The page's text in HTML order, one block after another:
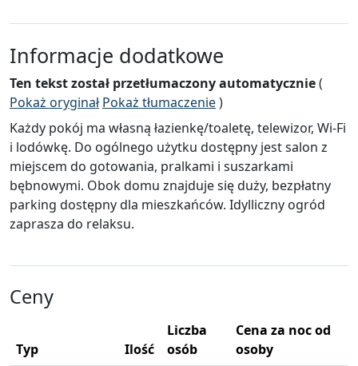
Informacje dodatkowe
Ten tekst został przetłumaczony automatycznie(
Pokaż oryginał Pokaż tłumaczenie)
Każdy pokój ma własną łazienkę/toaletę, telewizor, Wi-Fi
i lodówkę. Do ogólnego użytku dostępny jest salon z
miejscem do gotowania, pralkami i suszarkami
bębnowymi. Obok domu znajduje się duży, bezpłatny
parking dostępny dla mieszkańców. Idylliczny ogród
zaprasza do relaksu.
Ceny
Typ Ilość
Liczba
osób
Cena za noc od
osoby